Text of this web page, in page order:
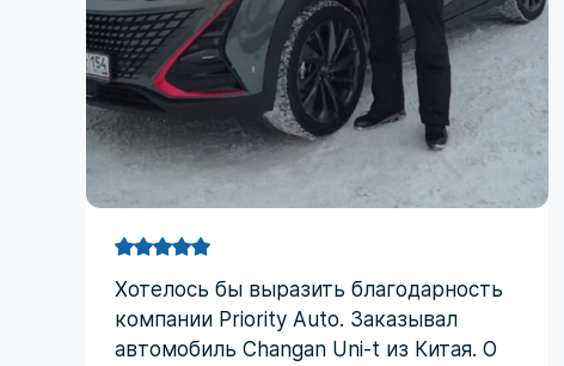
Хотелоcь бы выразить благодарность
компании Priority Аuto. Заказывал
автомобиль Changan Uni-t из Китая. О